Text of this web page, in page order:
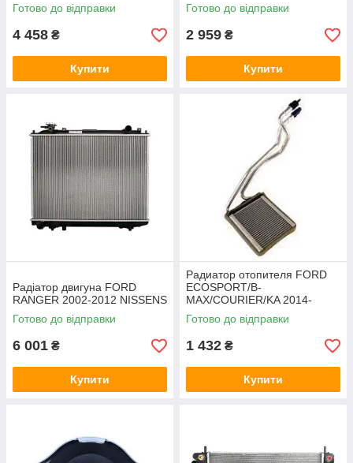
Готово до відправки
4 458 ₴
Купити
Готово до відправки
2 959 ₴
Купити
Радіатор двигуна FORD
RANGER 2002-2012 NISSENS
Готово до відправки
6 001 ₴
Купити
Радиатор отопителя FORD
ECOSPORT/B-
MAX/COURIER/KA 2014-
MOCA
Готово до відправки
1 432 ₴
Купити